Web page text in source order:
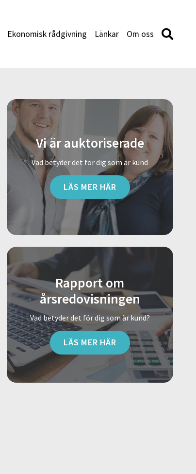
Ekonomisk rådgivning Länkar Om oss
Vi är auktoriserade
Vad betyder det för dig som är kund
LÄS MER HÄR
Rapport om
årsredovisningen
Vad betyder det för dig som är kund?
LÄS MER HÄR